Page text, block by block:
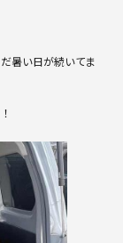
暑い日が続いてま